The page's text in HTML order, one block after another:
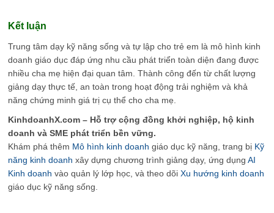
Kết luận
Trung tâm dạy kỹ năng sống và tự lập cho trẻ em là mô hình kinh
doanh giáo dục đáp ứng nhu cầu phát triển toàn diện đang được
nhiều cha mẹ hiện đại quan tâm. Thành công đến từ chất lượng
giảng dạy thực tế, an toàn trong hoạt động trải nghiệm và khả
năng chứng minh giá trị cụ thể cho cha mẹ.
KinhdoanhX.com – Hỗ trợ cộng đồng khởi nghiệp, hộ kinh
doanh và SME phát triển bền vững.
Khám phá thêm Mô hình kinh doanh giáo dục kỹ năng, trang bị Kỹ
năng kinh doanh xây dựng chương trình giảng dạy, ứng dụngAI
Kinh doanh vào quản lý lớp học, và theo dõiXu hướng kinh doanh
giáo dục kỹ năng sống.